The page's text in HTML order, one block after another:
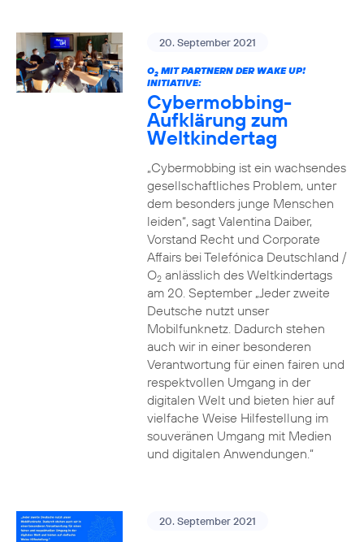
20. September 2021
O2MIT PARTNERN DER WAKE UP!
INITIATIVE:
Cybermobbing-
Aufklärung zum
Weltkindertag
„Cybermobbing ist ein wachsendes
gesellschaftliches Problem, unter
dem besonders junge Menschen
leiden“, sagt Valentina Daiber,
Vorstand Recht und Corporate
Affairs bei Telefónica Deutschland /
O2anlässlich des Weltkindertags
am 20. September „Jeder zweite
Deutsche nutzt unser
Mobilfunknetz. Dadurch stehen
auch wir in einer besonderen
Verantwortung für einen fairen und
respektvollen Umgang in der
digitalen Welt und bieten hier auf
vielfache Weise Hilfestellung im
souveränen Umgang mit Medien
und digitalen Anwendungen.“
20. September 2021